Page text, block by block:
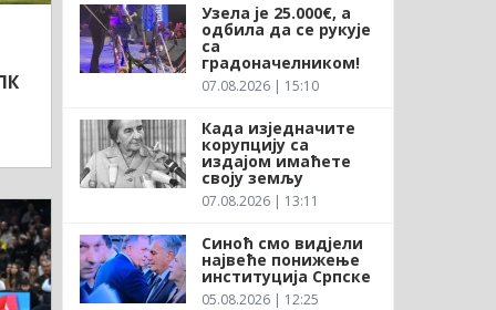
Узела је 25.000€, а
одбила да се рукује
са
градоначелником!
07.08.2026 | 15:10
Када изједначите
корупцију са
издајом имаћете
своју земљу
07.08.2026 | 13:11
Синоћ смо видјели
највеће понижење
институција Српске
05.08.2026 | 12:25